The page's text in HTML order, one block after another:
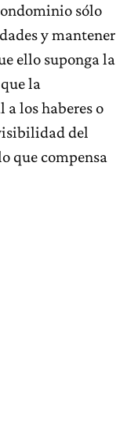
sólo
y mantener
ello suponga la
la
los haberes o
del
que compensa